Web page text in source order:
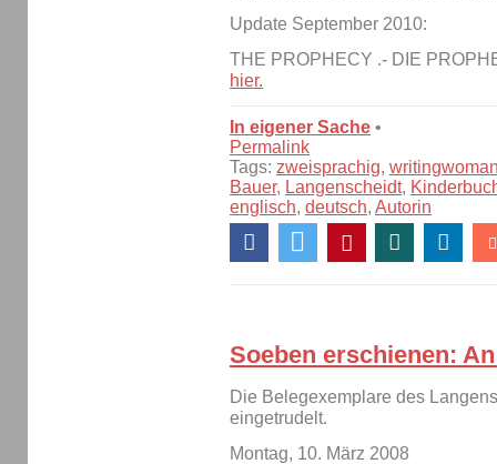
Update September 2010:
THE PROPHECY .- DIE
hier.
In eigener Sache •
Permalink
Tags: zweisprachig,
Bauer, Langenscheidt,
englisch, deutsch, Autorin
Soeben erschienen:
Die Belegexemplare des
eingetrudelt.
Montag, 10. März 2008